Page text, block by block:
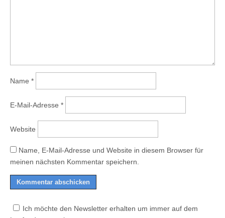
Name *
E-Mail-Adresse *
Website
Name, E-Mail-Adresse und Website in diesem Browser für
meinen nächsten Kommentar speichern.
Ich möchte den Newsletter erhalten um immer auf dem